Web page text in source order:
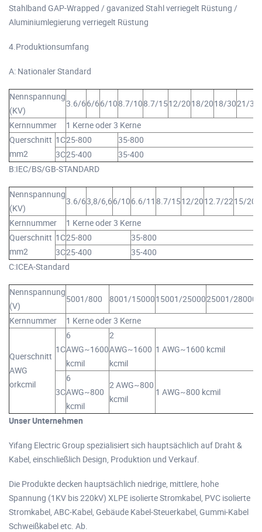
Stahlband GAP-Wrapped / gavanized Stahl verriegelt Rüstung /
Aluminiumlegierung verriegelt Rüstung
4.Produktionsumfang
A: Nationaler Standard
Nennspannung
(KV)
3.6/66/66/108.7/108.7/1512/2018/2018/3021/35
Kernnummer
1 Kerne oder 3 Kerne
Querschnitt
mm2
1C25-800
35-800
3C25-400
35-400
B:IEC/BS/GB-STANDARD
Nennspannung
(KV)
3.6/63,8/6,66/106.6/11 8.7/1512/2012.7/2215/20
Kernnummer
1 Kerne oder 3 Kerne
Querschnitt
mm2
1C25-800
35-800
3C25-400
35-400
C:ICEA-Standard
Nennspannung
(V)
5001/800 8001/1500015001/2500025001/28000
Kernnummer
1 Kerne oder 3 Kerne
Querschnitt
AWG
orkcmil
1C
6
AWG~1600
kcmil
2
AWG~1600
kcmil
1 AWG~1600 kcmil
3C
6
AWG~800
kcmil
2 AWG~800
kcmil
1 AWG~800 kcmil
Unser Unternehmen
Yifang Electric Group spezialisiert sich hauptsächlich auf Draht &
Kabel, einschließlich Design, Produktion und Verkauf.
Die Produkte decken hauptsächlich niedrige, mittlere, hohe
Spannung (1KV bis 220kV) XLPE isolierte Stromkabel, PVC isolierte
Stromkabel, ABC-Kabel, Gebäude Kabel-Steuerkabel, Gummi-Kabel
Schweißkabel etc. Ab.